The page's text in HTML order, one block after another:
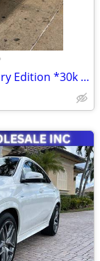
Rare Mustang 50th Anniversary Edition *30k Miles*